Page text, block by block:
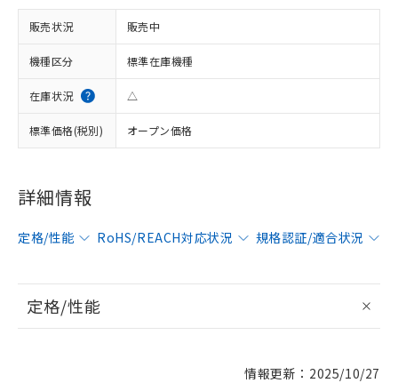
販売状況 販売中
機種区分 標準在庫機種
在庫状況 △
標準価格(税別) オープン価格
詳細情報
定格/性能 RoHS/REACH対応状況 規格認証/適合状況
定格/性能
情報更新：2025/10/27